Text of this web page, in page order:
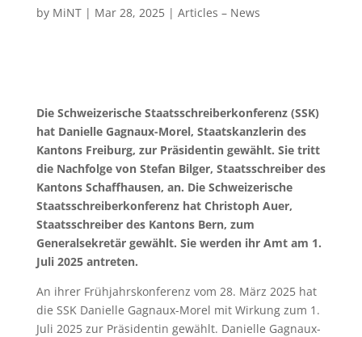
by MiNT| Mar 28, 2025| Articles – News
Die Schweizerische Staatsschreiberkonferenz (SSK)
hat Danielle Gagnaux-Morel, Staatskanzlerin des
Kantons Freiburg, zur Präsidentin gewählt. Sie tritt
die Nachfolge von Stefan Bilger, Staatsschreiber des
Kantons Schaffhausen, an. Die Schweizerische
Staatsschreiberkonferenz hat Christoph Auer,
Staatsschreiber des Kantons Bern, zum
Generalsekretär gewählt. Sie werden ihr Amt am 1.
Juli 2025 antreten.
An ihrer Frühjahrskonferenz vom 28. März 2025 hat
die SSK Danielle Gagnaux-Morel mit Wirkung zum 1.
Juli 2025 zur Präsidentin gewählt. Danielle Gagnaux-